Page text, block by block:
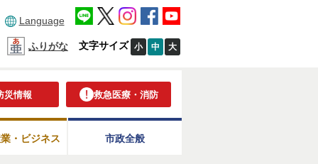
Language
ふりがな 文字サイズ 小 中 大
災情報 救急医療・消防
・ビジネス 市政全般